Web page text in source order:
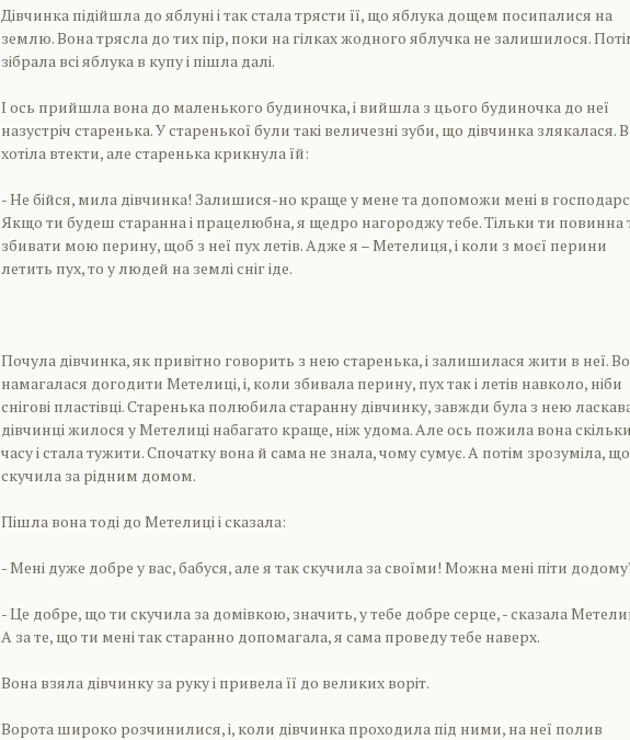
Дівчинка підійшла до яблуні і так стала трясти її, що яблука дощем посипалися на
землю. Вона трясла до тих пір, поки на гілках жодного яблучка не залишилося.
зібрала всі яблука в купу і пішла далі.
І ось прийшла вона до маленького будиночка, і вийшла з цього будиночка до неї
назустріч старенька. У старенької були такі величезні зуби, що дівчинка злякалася.
хотіла втекти, але старенька крикнула їй:
- Не бійся, мила дівчинка! Залишися-но краще у мене та допоможи мені в
Якщо ти будеш старанна і працелюбна, я щедро нагороджу тебе. Тільки ти повинна
збивати мою перину, щоб з неї пух летів. Адже я – Метелиця, і коли з моєї перини
летить пух, то у людей на землі сніг іде.
Почула дівчинка, як привітно говорить з нею старенька, і залишилася жити в неї.
намагалася догодити Метелиці, і, коли збивала перину, пух так і летів навколо, ніби
снігові пластівці. Старенька полюбила старанну дівчинку, завжди була з нею
дівчинці жилося у Метелиці набагато краще, ніж удома. Але ось пожила вона
часу і стала тужити. Спочатку вона й сама не знала, чому сумує. А потім зрозуміла, що
скучила за рідним домом.
Пішла вона тоді до Метелиці і сказала:
- Мені дуже добре у вас, бабуся, але я так скучила за своїми! Можна мені піти
- Це добре, що ти скучила за домівкою, значить, у тебе добре серце, - сказала
А за те, що ти мені так старанно допомагала, я сама проведу тебе наверх.
Вона взяла дівчинку за руку і привела її до великих воріт.
Ворота широко розчинилися, і, коли дівчинка проходила під ними, на неї полив